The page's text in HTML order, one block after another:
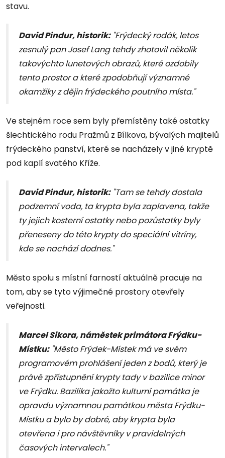
stavu.
David Pindur, historik:"Frýdecký rodák, letos
zesnulý pan Josef Lang tehdy zhotovil několik
takovýchto lunetových obrazů, které ozdobily
tento prostor a které zpodobňují významné
okamžiky z dějin frýdeckého poutního místa."
Ve stejném roce sem byly přemístěny také ostatky
šlechtického rodu Pražmů z Bílkova, bývalých majitelů
frýdeckého panství, které se nacházely v jiné kryptě
pod kaplí svatého Kříže.
David Pindur, historik:"Tam se tehdy dostala
podzemní voda, ta krypta byla zaplavena, takže
ty jejich kosterní ostatky nebo pozůstatky byly
přeneseny do této krypty do speciální vitríny,
kde se nachází dodnes."
Město spolu s místní farností aktuálně pracuje na
tom, aby se tyto výjimečné prostory otevřely
veřejnosti.
Marcel Sikora, náměstek primátora Frýdku-
Místku:"Město Frýdek-Místek má ve svém
programovém prohlášení jeden z bodů, který je
právě zpřístupnění krypty tady v bazilice minor
ve Frýdku. Bazilika jakožto kulturní památka je
opravdu významnou památkou města Frýdku-
Místku a bylo by dobré, aby krypta byla
otevřena i pro návštěvníky v pravidelných
časových intervalech."